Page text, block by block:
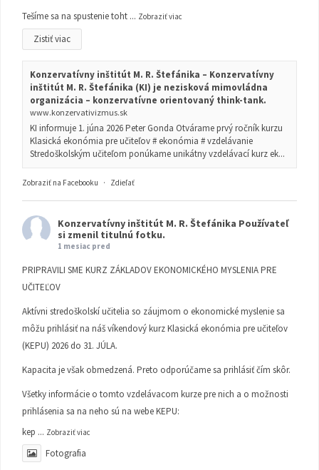
Tešíme sa na spustenie toht ... Zobraziť viac
Zistiť viac
Konzervatívny inštitút M. R. Štefánika – Konzervatívny
inštitút M. R. Štefánika (KI) je nezisková mimovládna
organizácia – konzervatívne orientovaný think-tank.
www.konzervativizmus.sk
KI informuje 1. júna 2026 Peter Gonda Otvárame prvý ročník kurzu
Klasická ekonómia pre učiteľov # ekonómia # vzdelávanie
Stredoškolským učiteľom ponúkame unikátny vzdelávací kurz ek...
Zobraziť na Facebooku · Zdieľať
Konzervatívny inštitút M. R. Štefánika Používateľ
si zmenil titulnú fotku.
1 mesiac pred
PRIPRAVILI SME KURZ ZÁKLADOV EKONOMICKÉHO MYSLENIA PRE
UČITEĽOV
Aktívni stredoškolskí učitelia so záujmom o ekonomické myslenie sa
môžu prihlásiť na náš víkendový kurz Klasická ekonómia pre učiteľov
(KEPU) 2026 do 31. JÚLA.
Kapacita je však obmedzená. Preto odporúčame sa prihlásiť čím skôr.
Všetky informácie o tomto vzdelávacom kurze pre nich a o možnosti
prihlásenia sa na neho sú na webe KEPU:
kep ... Zobraziť viac
Fotografia